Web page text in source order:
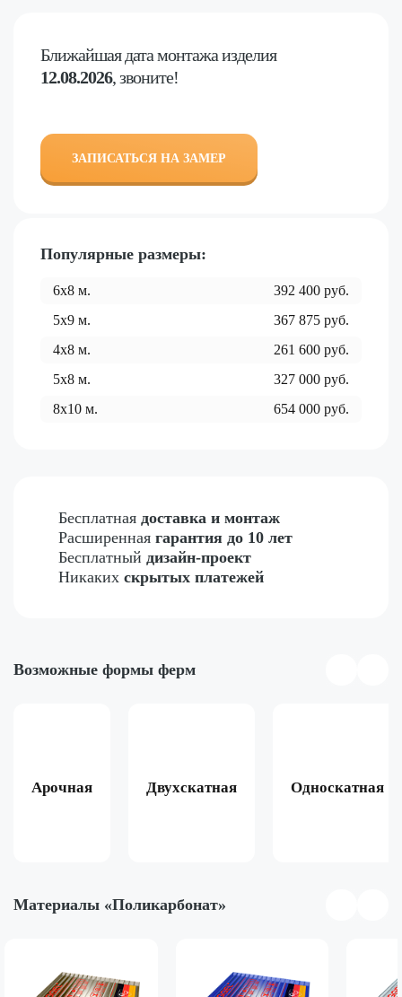
Ближайшая датамонтажа изделия
12.08.2026, звоните!
ЗАПИСАТЬСЯ НА ЗАМЕР
Популярные размеры:
6x8 м. 392 400 руб.
5x9 м. 367 875 руб.
4x8 м. 261 600 руб.
5x8 м. 327 000 руб.
8x10 м. 654 000 руб.
Бесплатная доставка и монтаж
Расширенная гарантия до 10 лет
Бесплатный дизайн-проект
Никаких скрытых платежей
Возможные формы ферм
Арочная Двухскатная Односкатная
Материалы «Поликарбонат»